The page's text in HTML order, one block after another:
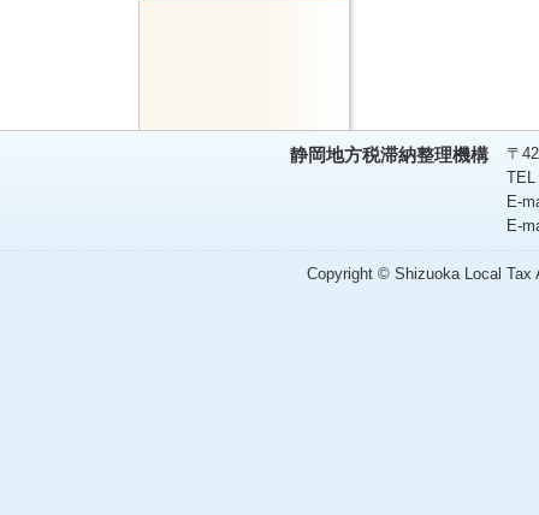
静岡地方税滞納整理機構
〒
TEL
E-
E-
Copyright © Shizuoka Local Tax